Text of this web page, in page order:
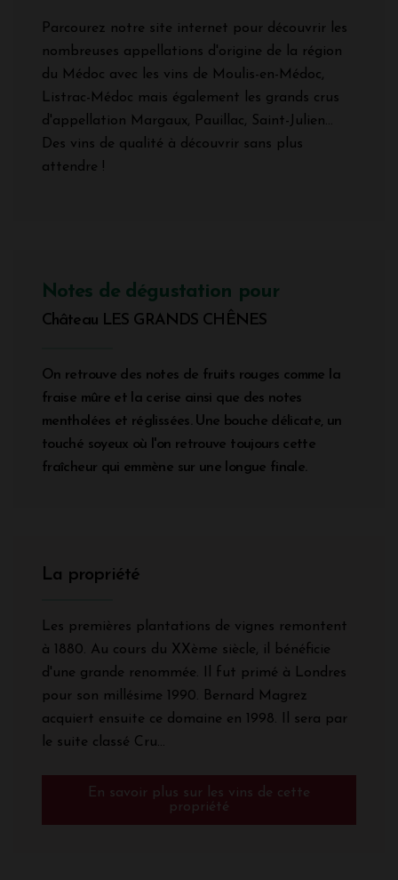
Parcourez notre site internet pour découvrir les
nombreuses appellations d'origine de la région
du Médoc avec les vins de Moulis-en-Médoc,
Listrac-Médoc mais également les grands crus
d'appellation Margaux, Pauillac, Saint-Julien...
Des vins de qualité à découvrir sans plus
attendre !
Notes de dégustation pour
Château LES GRANDS CHÊNES
On retrouve des notes de fruits rouges comme la
fraise mûre et la cerise ainsi que des notes
mentholées et réglissées. Une bouche délicate, un
touché soyeux où l'on retrouve toujours cette
fraîcheur qui emmène sur une longue finale.
La propriété
Les premières plantations de vignes remontent
à 1880. Au cours du XXème siècle, il bénéficie
d'une grande renommée. Il fut primé à Londres
pour son millésime 1990. Bernard Magrez
acquiert ensuite ce domaine en 1998. Il sera par
le suite classé Cru...
En savoir plus sur les vins de cette
propriété